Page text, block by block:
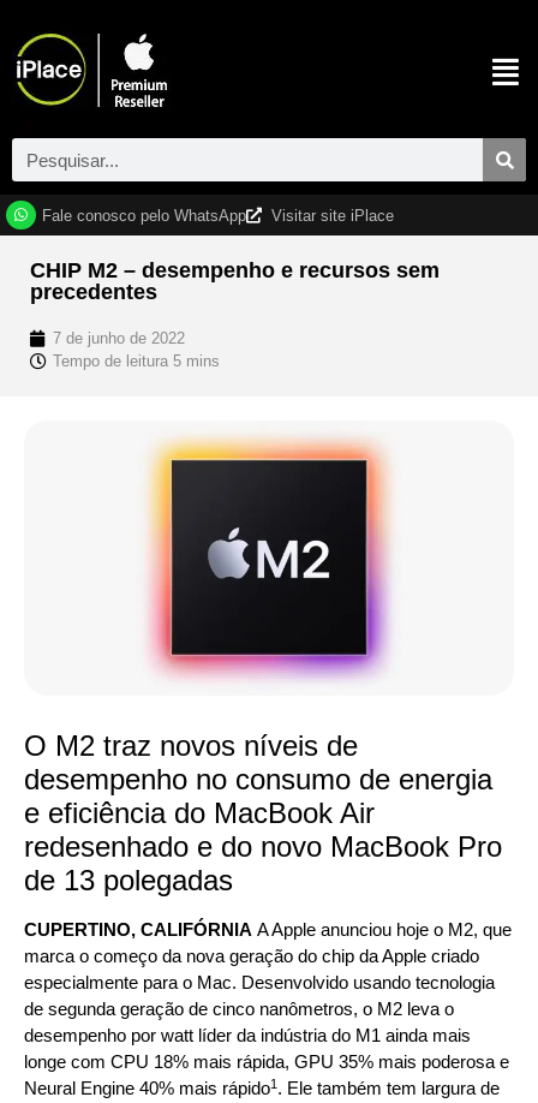
Fale conosco pelo WhatsApp Visitar site iPlace
CHIP M2 – desempenho e recursos sem
precedentes
7 de junho de 2022
O M2 traz novos níveis de
desempenho no consumo de energia
e eficiência do MacBook Air
redesenhado e do novo MacBook Pro
de 13 polegadas
CUPERTINO, CALIFÓRNIA A Apple anunciou hoje o M2, que
marca o começo da nova geração do chip da Apple criado
especialmente para o Mac. Desenvolvido usando tecnologia
de segunda geração de cinco nanômetros, o M2 leva o
desempenho por watt líder da indústria do M1 ainda mais
longe com CPU 18% mais rápida, GPU 35% mais poderosa e
Neural Engine 40% mais rápido1 . Ele também tem largura de